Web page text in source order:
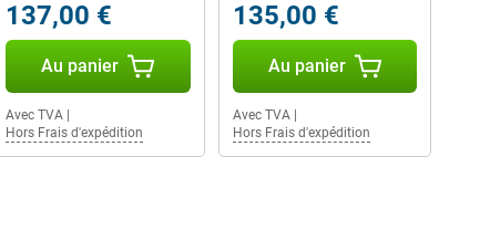
137,00 €
Au panier
Avec TVA|
Hors Frais d'expédition
135,00 €
Au panier
Avec TVA|
Hors Frais d'expédition